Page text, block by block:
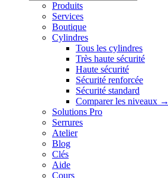
Produits
Services
Boutique
Cylindres
Tous les cylindres
Très haute sécurité
Haute sécurité
Sécurité renforcée
Sécurité standard
Comparer les niveaux →
Solutions Pro
Serrures
Atelier
Blog
Clés
Aide
Cours